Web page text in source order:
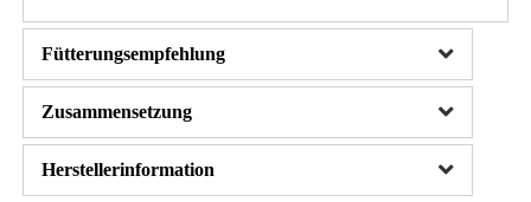
Fütterungsempfehlung
Zusammensetzung
Herstellerinformation